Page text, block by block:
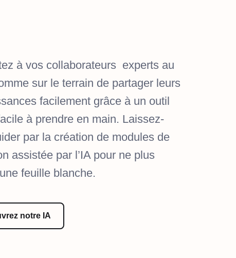
à vos collaborateurs experts au
sur le terrain de partager leurs
facilement grâce à un outil
à prendre en main. Laissez-
par la création de modules de
assistée par l’IA pour ne plus
feuille blanche.
notre IA